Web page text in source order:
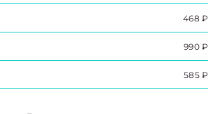
468 ₽
990 ₽
585 ₽